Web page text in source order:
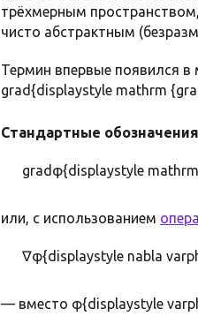
трёхмерным
чисто абстрактным
Термин впервые появился
grad{displaystyle mathrm
Стандартные обозначения
gradφ{displaystyle
или, с использованием
∇φ{displaystyle nabla
— вместо φ{displaystyle